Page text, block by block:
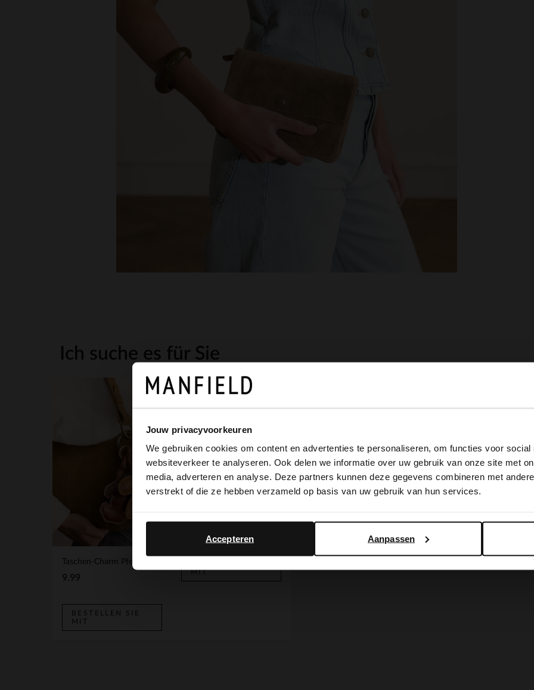
Jouw privacyvoorkeuren
We gebruiken cookies om content en advertenties te personaliseren, om functies voor social
websiteverkeer te analyseren. Ook delen we informatie over uw gebruik van onze site met
media, adverteren en analyse. Deze partners kunnen deze gegevens combineren met
verstrekt of die ze hebben verzameld op basis van uw gebruik van hun services.
Aanpassen
Accepteren
Ich suche es für Sie
Taschen-Charm Pferd
9.99
BESTELLEN SIE
MIT
MIT
It looks like your language isn't Dutch. Would you like to